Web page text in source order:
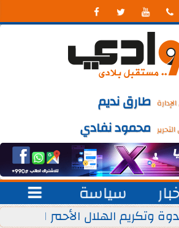
   
طارق نديم
محمود نفادي
سياسة 
وتكريم الهلال الأحمر